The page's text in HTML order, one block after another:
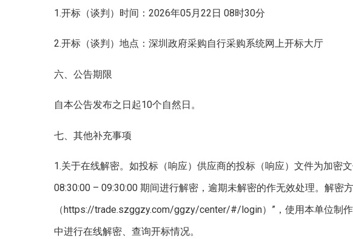
1.开标（谈判）时间：2026年05月22日 08时30分
2.开标（谈判）地点：深圳政府采购自行采购系统网上开标大厅
六、公告期限
自本公告发布之日起10个自然日。
七、其他补充事项
1.关于在线解密。如投标（响应）供应商的投标（响应）文件为加密
08:30:00 – 09:30:00 期间进行解密，逾期未解密的作无效处理。解密
（https://trade.szggzy.com/ggzy/center/#/login）”，使用本单位制
中进行在线解密、查询开标情况。